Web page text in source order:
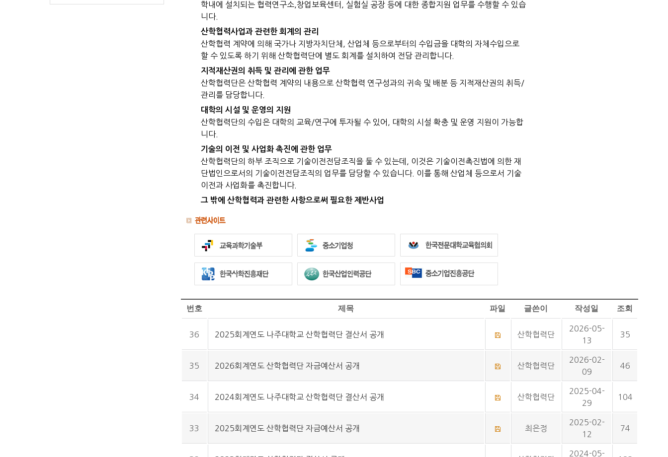
학내에 설치되는 협력연구소,창업보육센터, 실험실 공장 등에 대한 종합지원 업무를 수행할 수 있습
니다.
산학협력사업과 관련한 회계의 관리
산학협력 계약에 의해 국가나 지방자치단체, 산업체 등으로부터의 수입금을 대학의 자체수입으로
할 수 있도록 하기 위해 산학협력단에 별도 회계를 설치하여 전담 관리합니다.
지적재산권의 취득 및 관리에 관한 업무
산학협력단은 산학협력 계약의 내용으로 산학협력 연구성과의 귀속 및 배분 등 지적재산권의 취득/
관리를 담당합니다.
대학의 시설 및 운영의 지원
산학협력단의 수입은 대학의 교육/연구에 투자될 수 있어, 대학의 시설 확충 및 운영 지원이 가능합
니다.
기술의 이전 및 사업화 촉진에 관한 업무
산학협력단의 하부 조직으로 기술이전전담조직을 둘 수 있는데, 이것은 기술이전촉진법에 의한 재
단법인으로서의 기술이전전담조직의 업무를 담당할 수 있습니다. 이를 통해 산업체 등으로서 기술
이전과 사업화를 촉진합니다.
그 밖에 산학협력과 관련한 사항으로써 필요한 제반사업
번호 제목 파일 글쓴이 작성일 조회
36 2025회계연도 나주대학교 산학협력단 결산서 공개 산학협력단
2026-05-
13
35
35 2026회계연도 산학협력단 자금예산서 공개 산학협력단
2026-02-
09
46
34 2024회계연도 나주대학교 산학협력단 결산서 공개 산학협력단
2025-04-
29
104
33 2025회계연도 산학협력단 자금예산서 공개 최은정
2025-02-
12
74
2024-05-